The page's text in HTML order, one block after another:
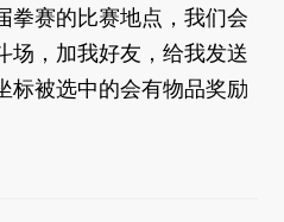
拳赛的比赛地点，我们会
场，加我好友，给我发送
标被选中的会有物品奖励